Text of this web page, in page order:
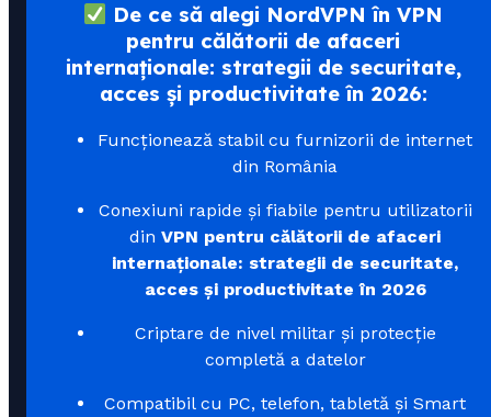
De ce să alegi NordVPN în VPN
pentru călătorii de afaceri
internaționale: strategii de securitate,
acces și productivitate în 2026:
Funcționează stabil cu furnizorii de internet
din România
Conexiuni rapide și fiabile pentru utilizatorii
din VPN pentru călătorii de afaceri
internaționale: strategii de securitate,
acces și productivitate în 2026
Criptare de nivel militar și protecție
completă a datelor
Compatibil cu PC, telefon, tabletă și Smart